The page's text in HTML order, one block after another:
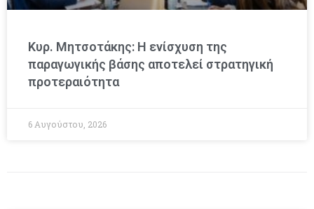
Κυρ. Μητσοτάκης: Η ενίσχυση της
παραγωγικής βάσης αποτελεί στρατηγική
προτεραιότητα
6 Αυγούστου, 2026